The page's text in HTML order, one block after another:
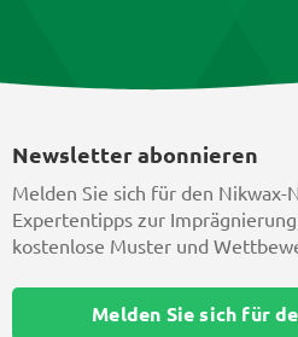
Newsletter abonnieren
Melden Sie sich für den Nikwax-
Expertentipps zur
kostenlose Muster und
Melden Sie sich für